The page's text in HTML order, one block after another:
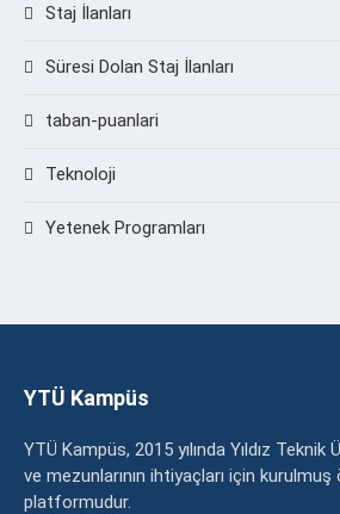
Staj İlanları
Süresi Dolan Staj İlanları
taban-puanlari
Teknoloji
Yetenek Programları
YTÜ Kampüs
YTÜ Kampüs, 2015 yılında Yıldız
ve mezunlarının ihtiyaçları için
platformudur.